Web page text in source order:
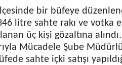
bir büfeye
litre sahte rakı ve votka
üç kişi gözaltına alındı.
Mücadele Şube
sahte içki satışı